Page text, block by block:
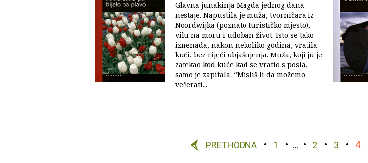
Glavna junakinja Magda jednog dana
nestaje. Napustila je muža, tvorničara iz
Noordwijka (poznato turističko mjesto),
vilu na moru i udoban život. Isto se tako
iznenada, nakon nekoliko godina, vratila
kući, bez riječi objašnjenja. Muža, koji ju je
zatekao kod kuće kad se vratio s posla,
samo je zapitala: “Misliš li da možemo
večerati...
PRETHODNA 1 … 2 3 4